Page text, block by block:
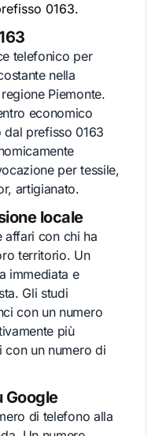
0163.
telefonico per
nella
Piemonte.
economico
prefisso 0163
per tessile,
artigianato.
locale
affari con chi ha
territorio. Un
immediata e
Gli studi
con un numero
più
con un numero di
Google
di telefono alla